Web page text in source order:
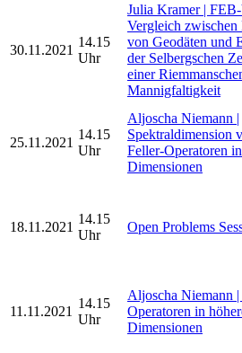
30.11.2021
14.15
Uhr
Julia Kramer |
Vergleich zwischen
von Geodäten und
der Selbergschen
einer
Mannigfaltigkeit
25.11.2021
14.15
Uhr
Aljoscha Niemann |
Spektraldimension
Feller-Operatoren
Dimensionen
18.11.2021
14.15
Uhr
Open Problems
11.11.2021
14.15
Uhr
Aljoscha Niemann
Operatoren in
Dimensionen